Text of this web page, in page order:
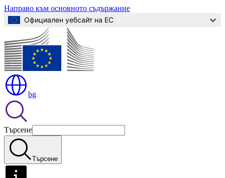
Направо към основното съдържание
Официален уебсайт на ЕС
bg
Търсене
Търсене